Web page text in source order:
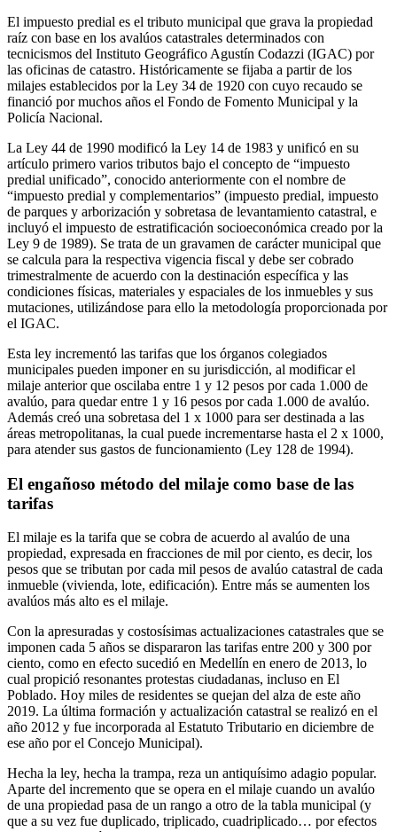
El impuesto predial es el tributo municipal que grava la propiedad
raíz con base en los avalúos catastrales determinados con
tecnicismos del Instituto Geográfico Agustín Codazzi (IGAC) por
las oficinas de catastro. Históricamente se fijaba a partir de los
milajes establecidos por la Ley 34 de 1920 con cuyo recaudo se
financió por muchos años el Fondo de Fomento Municipal y la
Policía Nacional.
La Ley 44 de 1990 modificó la Ley 14 de 1983 y unificó en su
artículo primero varios tributos bajo el concepto de “impuesto
predial unificado”, conocido anteriormente con el nombre de
“impuesto predial y complementarios” (impuesto predial, impuesto
de parques y arborización y sobretasa de levantamiento catastral, e
incluyó el impuesto de estratificación socioeconómica creado por la
Ley 9 de 1989). Se trata de un gravamen de carácter municipal que
se calcula para la respectiva vigencia fiscal y debe ser cobrado
trimestralmente de acuerdo con la destinación específica y las
condiciones físicas, materiales y espaciales de los inmuebles y sus
mutaciones, utilizándose para ello la metodología proporcionada por
el IGAC.
Esta ley incrementó las tarifas que los órganos colegiados
municipales pueden imponer en su jurisdicción, al modificar el
milaje anterior que oscilaba entre 1 y 12 pesos por cada 1.000 de
avalúo, para quedar entre 1 y 16 pesos por cada 1.000 de avalúo.
Además creó una sobretasa del 1 x 1000 para ser destinada a las
áreas metropolitanas, la cual puede incrementarse hasta el 2 x 1000,
para atender sus gastos de funcionamiento (Ley 128 de 1994).
El engañoso método del milaje como base de las
tarifas
El milaje es la tarifa que se cobra de acuerdo al avalúo de una
propiedad, expresada en fracciones de mil por ciento, es decir, los
pesos que se tributan por cada mil pesos de avalúo catastral de cada
inmueble (vivienda, lote, edificación). Entre más se aumenten los
avalúos más alto es el milaje.
Con la apresuradas y costosísimas actualizaciones catastrales que se
imponen cada 5 años se dispararon las tarifas entre 200 y 300 por
ciento, como en efecto sucedió en Medellín en enero de 2013, lo
cual propició resonantes protestas ciudadanas, incluso en El
Poblado. Hoy miles de residentes se quejan del alza de este año
2019. La última formación y actualización catastral se realizó en el
año 2012 y fue incorporada al Estatuto Tributario en diciembre de
ese año por el Concejo Municipal).
Hecha la ley, hecha la trampa, reza un antiquísimo adagio popular.
Aparte del incremento que se opera en el milaje cuando un avalúo
de una propiedad pasa de un rango a otro de la tabla municipal (y
que a su vez fue duplicado, triplicado, cuadriplicado… por efectos